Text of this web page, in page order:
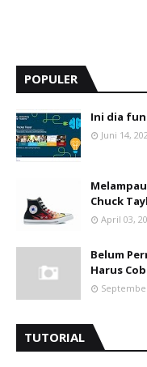
POPULER
Ini dia
Juni 14,
Chuck
April 03,
Belum
Harus
TUTORIAL